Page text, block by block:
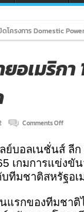
ดโครงการ Domestic
ยอเมริก
Comments Offon
พ่าย
อเมริกา
1-
3
ปิด
สนาม
ย์บอลเนชั่นส์ ลี
เกมการแข่ง
ทีมชาติสหรัฐอเ
แรกของทีมชา